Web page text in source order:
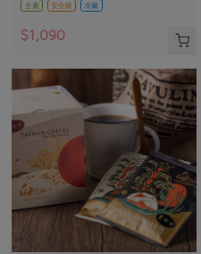
素食專區
樂齡友善
高麗菜海鮮煎餅
地區活動
活動報下載
全素 安全級 冷藏
$1,090